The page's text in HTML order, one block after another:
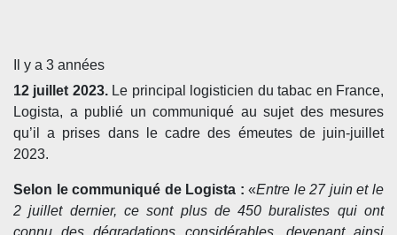
Il y a 3 années
12 juillet 2023.Le principal logisticien du tabac en France,
Logista, a publié un communiqué au sujet des mesures
qu’il a prises dans le cadre des émeutes de juin-juillet
2023.
Selon le communiqué de Logista : «Entre le 27 juin et le
2 juillet dernier, ce sont plus de 450 buralistes qui ont
connu des dégradations considérables, devenant ainsi